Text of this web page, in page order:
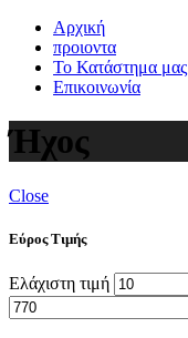
Αρχική
προιοντα
Το Κατάστημα μας
Επικοινωνία
Ήχος
Close
Εύρος Τιμής
Ελάχιστη τιμή